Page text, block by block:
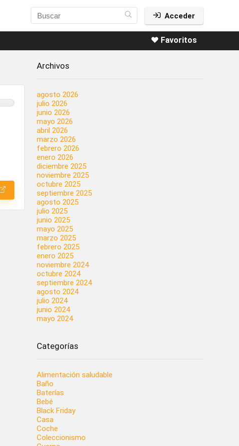
Acceder
❤️ Favoritos
Archivos
agosto 2026
julio 2026
junio 2026
mayo 2026
abril 2026
marzo 2026
febrero 2026
enero 2026
diciembre 2025
noviembre 2025
octubre 2025
septiembre 2025
agosto 2025
julio 2025
junio 2025
mayo 2025
marzo 2025
febrero 2025
enero 2025
noviembre 2024
octubre 2024
septiembre 2024
agosto 2024
julio 2024
junio 2024
mayo 2024
Categorías
Alimentación saludable
Baño
Baterías
Bebé
Black Friday
Casa
Coche
Coleccionismo